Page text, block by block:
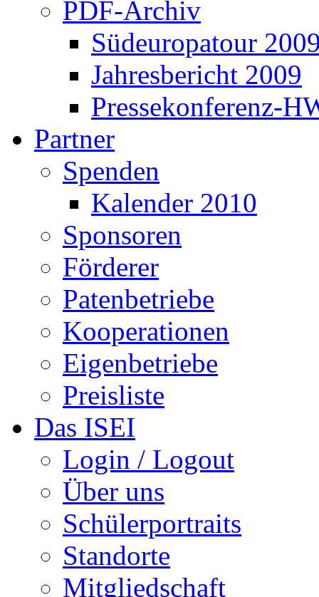
PDF-Archiv
Südeuropatour
Jahresbericht 2009
Pressekonferenz-
Partner
Spenden
Kalender 2010
Sponsoren
Förderer
Patenbetriebe
Kooperationen
Eigenbetriebe
Preisliste
Das ISEI
Login / Logout
Über uns
Schülerportraits
Standorte
Mitgliedschaft